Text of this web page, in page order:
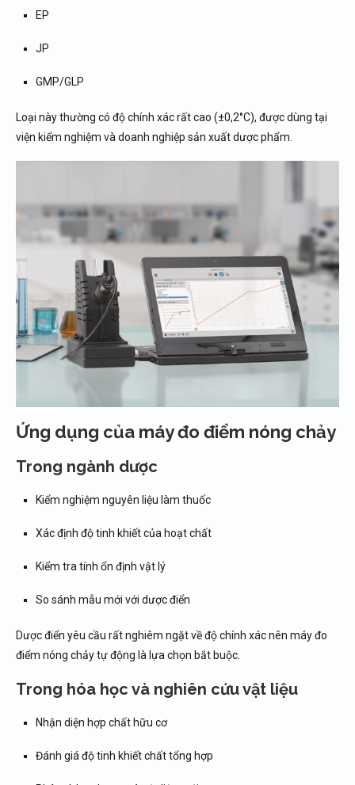
EP
JP
GMP/GLP
Loại này thường có độ chính xác rất cao (±0,2°C), được dùng tại
viện kiểm nghiệm và doanh nghiệp sản xuất dược phẩm.
Ứng dụng của máy đo điểm nóng chảy
Trong ngành dược
Kiểm nghiệm nguyên liệu làm thuốc
Xác định độ tinh khiết của hoạt chất
Kiểm tra tính ổn định vật lý
So sánh mẫu mới với dược điển
Dược điển yêu cầu rất nghiêm ngặt về độ chính xác nên máy đo
điểm nóng chảy tự động là lựa chọn bắt buộc.
Trong hóa học và nghiên cứu vật liệu
Nhận diện hợp chất hữu cơ
Đánh giá độ tinh khiết chất tổng hợp